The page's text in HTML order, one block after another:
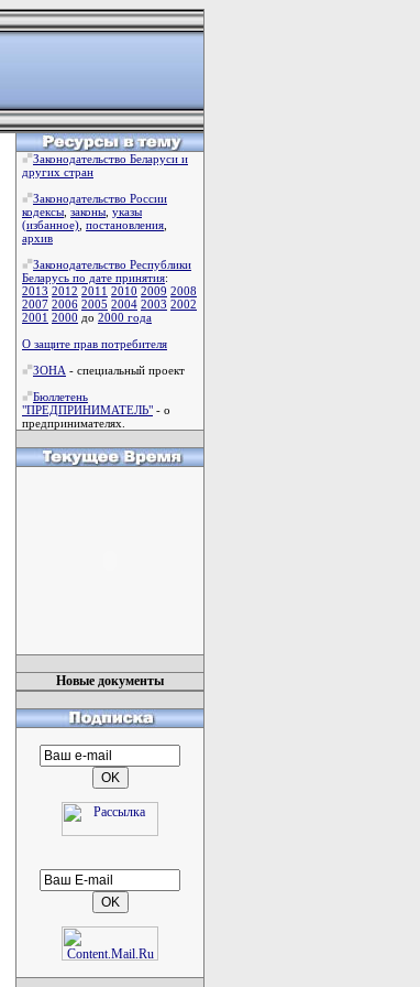
Законодательство Беларуси и
других стран
Законодательство России
кодексы законы указы
(избанное) постановления
архив
Законодательство Республики
Беларусь по дате принятия:
2013 2012 2011 2010 2009 2008
2007 2006 2005 2004 2003 2002
2001 2000 до 2000 года
О защите прав потребителя
ЗОНА - специальный проект
Бюллетень
"ПРЕДПРИНИМАТЕЛЬ" - о
предпринимателях.
Новые документы